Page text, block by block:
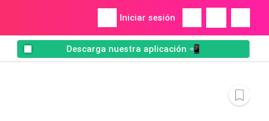
Iniciar sesión
Descarga nuestra aplicación 📲